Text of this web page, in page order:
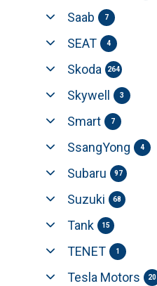
Saab 7
SEAT 4
Skoda 264
Skywell 3
Smart 7
SsangYong 4
Subaru 97
Suzuki 68
Tank 15
TENET 1
Tesla Motors 20